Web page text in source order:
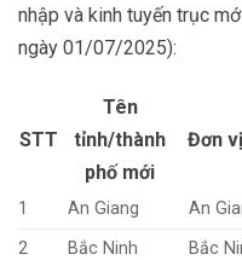
nhập và kinh tuyến trục
ngày 01/07/2025):
STT
Tên
tỉnh/thành
phố mới
Đơn
1 An Giang An
2
Bắc Ninh Bắc